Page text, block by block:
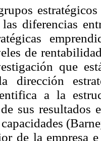
diferencias
de
que
dirección
a la
sus resultados
de la empresa